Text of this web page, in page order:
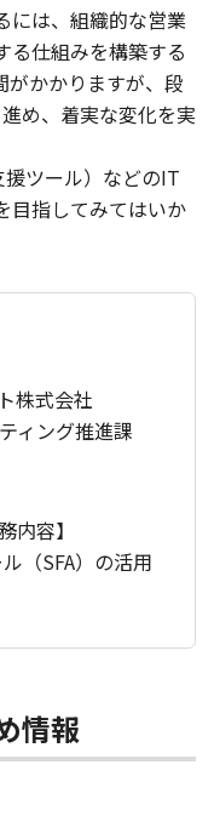
には、組織的な営業
る仕組みを構築する
がかかりますが、段
め、着実な変化を実
援ツール）などのIT
目指してみてはいか
株式会社
ィング推進課
内容】
（SFA）の活用
情報